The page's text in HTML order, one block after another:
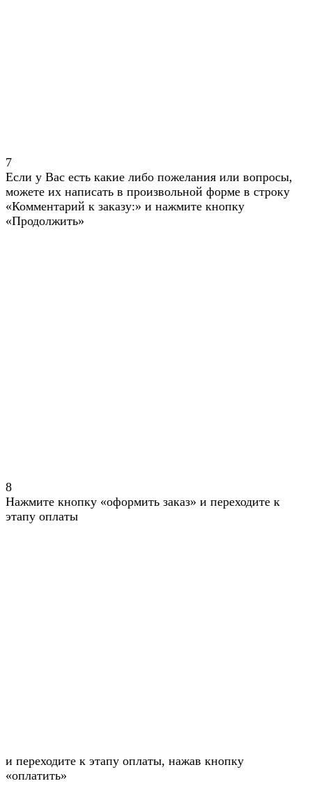
7
Если у Вас есть какие либо пожелания или вопросы,
можете их написать в произвольной форме в строку
«Комментарий к заказу:» и нажмите кнопку
«Продолжить»
8
Нажмите кнопку «оформить заказ» и переходите к
этапу оплаты
и переходите к этапу оплаты, нажав кнопку
«оплатить»